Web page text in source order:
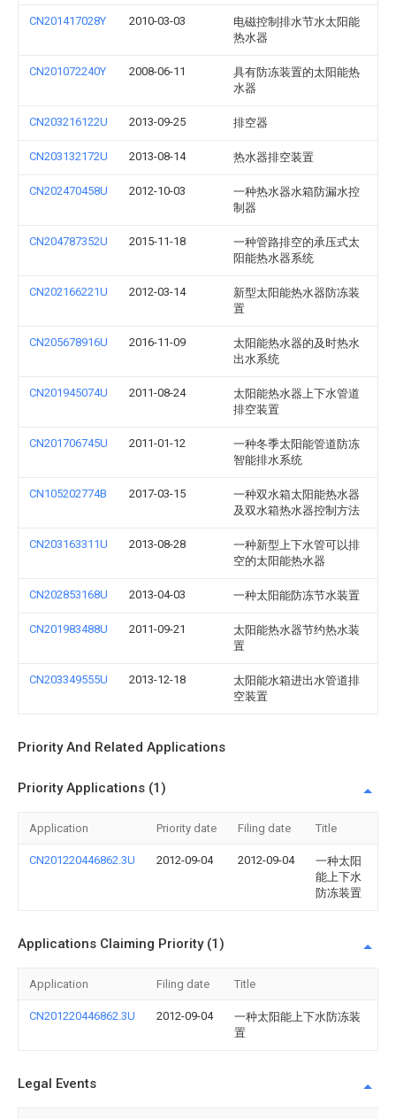
CN201417028Y 2010-03-03
电磁控制排水节水太阳能
热水器
CN201072240Y 2008-06-11
具有防冻装置的太阳能热
水器
CN203216122U 2013-09-25 排空器
CN203132172U 2013-08-14 热水器排空装置
CN202470458U 2012-10-03
一种热水器水箱防漏水控
制器
CN204787352U 2015-11-18
一种管路排空的承压式太
阳能热水器系统
CN202166221U 2012-03-14
新型太阳能热水器防冻装
置
CN205678916U 2016-11-09
太阳能热水器的及时热水
出水系统
CN201945074U 2011-08-24
太阳能热水器上下水管道
排空装置
CN201706745U 2011-01-12
一种冬季太阳能管道防冻
智能排水系统
CN105202774B 2017-03-15
一种双水箱太阳能热水器
及双水箱热水器控制方法
CN203163311U 2013-08-28
一种新型上下水管可以排
空的太阳能热水器
CN202853168U 2013-04-03 一种太阳能防冻节水装置
CN201983488U 2011-09-21
太阳能热水器节约热水装
置
CN203349555U 2013-12-18
太阳能水箱进出水管道排
空装置
Priority And Related Applications
Priority Applications (1)
Application Priority date Filing date Title
CN201220446862.3U 2012-09-04 2012-09-04
一种太阳
能上下水
防冻装置
Applications Claiming Priority (1)
Application Filing date Title
CN201220446862.3U 2012-09-04
一种太阳能上下水防冻装
置
Legal Events